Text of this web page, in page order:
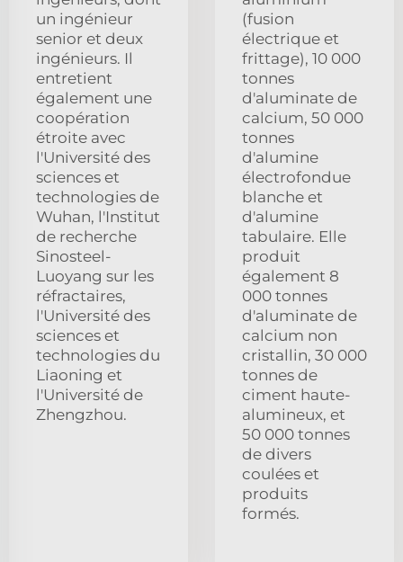
un ingénieur
senior et deux
ingénieurs. Il
entretient
également une
coopération
étroite avec
l'Université des
sciences et
technologies de
Wuhan, l'Institut
de recherche
Sinosteel-
Luoyang sur les
réfractaires,
l'Université des
sciences et
technologies du
Liaoning et
l'Université de
Zhengzhou.
(fusion
électrique et
frittage), 10 000
tonnes
d'aluminate de
calcium, 50 000
tonnes
d'alumine
électrofondue
blanche et
d'alumine
tabulaire. Elle
produit
également 8
000 tonnes
d'aluminate de
calcium non
cristallin, 30 000
tonnes de
ciment haute-
alumineux, et
50 000 tonnes
de divers
coulées et
produits
formés.